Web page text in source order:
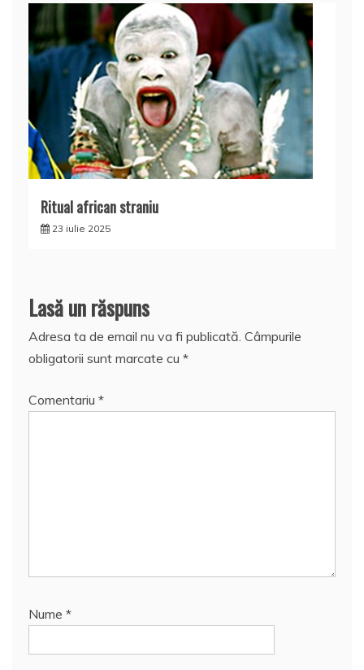
Ritual african straniu
23 iulie 2025
Lasă un răspuns
Adresa ta de email nu va fi publicată. Câmpurile
obligatorii sunt marcate cu *
Comentariu *
Nume *